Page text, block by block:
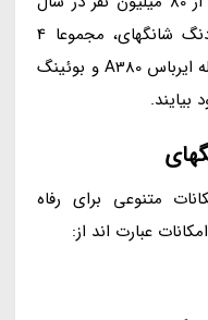
افزایش دهد.فرودگاه بین المللی پودنگ شانگهای، مجموعا 4
باند دارد که هواپیماهای بزرگی از جمله ایرباس A380 و بوئینگ
متنوعی برای رفاه
عبارت اند از: